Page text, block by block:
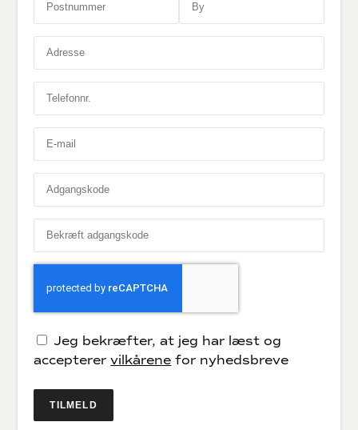
Jeg bekræfter, at jeg har læst og
accepterervilkårene for nyhedsbreve
TILMELD